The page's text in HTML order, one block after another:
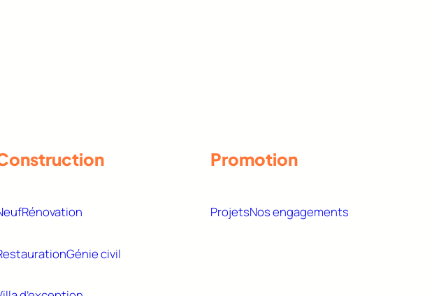
Rénovation
Génie civil
Promotion
ProjetsNos engagements